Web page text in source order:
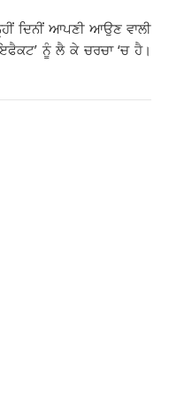
ਦਿਨੀਂ ਆਪਣੀ ਆਉਣ ਵਾਲੀ
ਨੂੰ ਲੈ ਕੇ ਚਰਚਾ ‘ਚ ਹੈ।